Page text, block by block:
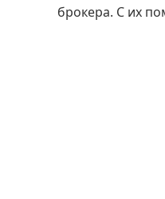
брокера. С их